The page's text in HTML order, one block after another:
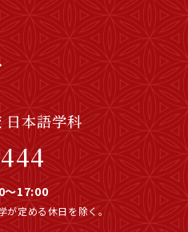
日本語学科
～17:00
が定める休日を除く。